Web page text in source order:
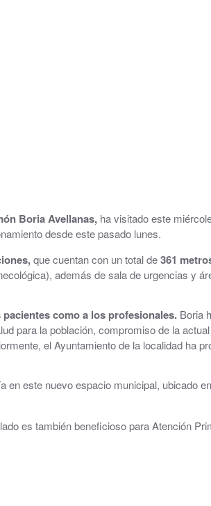
Boria Avellanas, ha visitado este
desde este pasado lunes.
que cuentan con un total de361
además de sala de urgencias y
como a los profesionales. Boria
para la población, compromiso de la
el Ayuntamiento de la localidad ha
en este nuevo espacio municipal, ubicado
es también beneficioso para Atención